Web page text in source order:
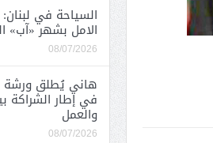
السياحة في
الامل بشهر «آب»
08/07/2026
هاني يُطلق ورشة
في إطار الشراكة
والعمل
08/07/2026